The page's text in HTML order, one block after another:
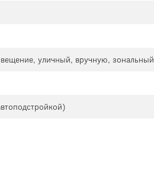
уличный, вручную, зональный